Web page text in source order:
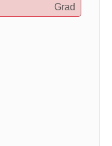
Grad